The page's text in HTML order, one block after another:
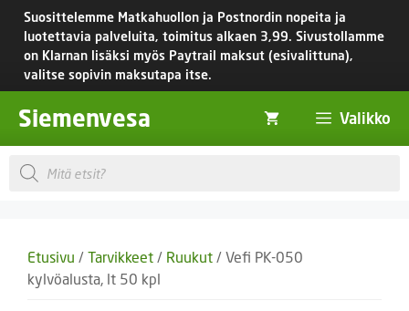
Siirry
sisältöön
Suosittelemme Matkahuollon ja Postnordin nopeita ja
luotettavia palveluita, toimitus alkaen 3,99. Sivustollamme
on Klarnan lisäksi myös Paytrail maksut (esivalittuna),
valitse sopivin maksutapa itse.
Siemenvesa Valikko
Products
search
Etusivu / Tarvikkeet / Ruukut / Vefi PK-050
kylvöalusta, lt 50 kpl